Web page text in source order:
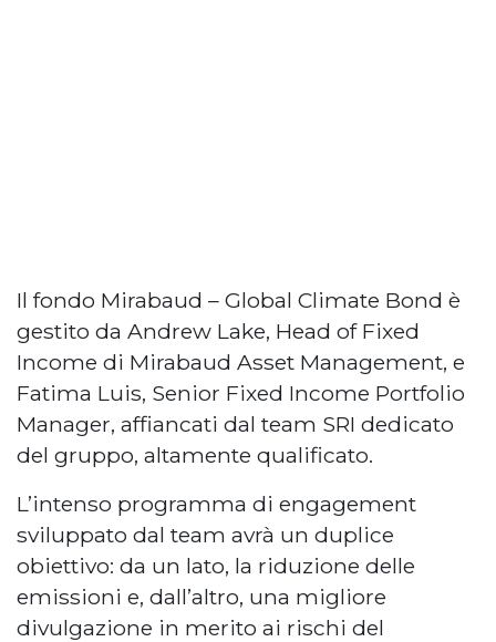
Il fondo Mirabaud – Global Climate Bond è
gestito da Andrew Lake, Head of Fixed
Income di Mirabaud Asset Management, e
Fatima Luis, Senior Fixed Income Portfolio
Manager, affiancati dal team SRI dedicato
del gruppo, altamente qualificato.
L’intenso programma di engagement
sviluppato dal team avrà un duplice
obiettivo: da un lato, la riduzione delle
emissioni e, dall’altro, una migliore
divulgazione in merito ai rischi del